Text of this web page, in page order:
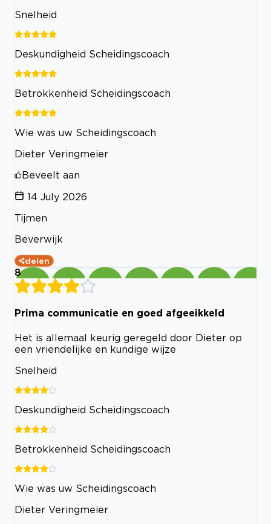
Snelheid
Deskundigheid Scheidingscoach
Betrokkenheid Scheidingscoach
Wie was uw Scheidingscoach
Dieter Veringmeier
Beveelt aan
14 July 2026
Tijmen
Beverwijk
delen
8
Prima communicatie en goed afgeeikkeld
Het is allemaal keurig geregeld door Dieter op
een vriendelijke en kundige wijze
Snelheid
Deskundigheid Scheidingscoach
Betrokkenheid Scheidingscoach
Wie was uw Scheidingscoach
Dieter Veringmeier